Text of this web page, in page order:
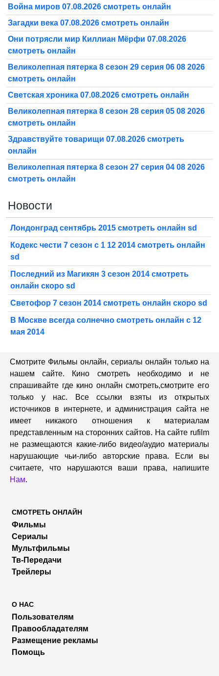
Война миров 07.08.2026 смотреть онлайн
Загадки века 07.08.2026 смотреть онлайн
Они потрясли мир Киллиан Мёрфи 07.08.2026
смотреть онлайн
Великолепная пятерка 8 сезон 29 серия 06 08 2026
смотреть онлайн
Светская хроника 07.08.2026 смотреть онлайн
Великолепная пятерка 8 сезон 28 серия 05 08 2026
смотреть онлайн
Здравствуйте товарищи 07.08.2026 смотреть
онлайн
Великолепная пятерка 8 сезон 27 серия 04 08 2026
смотреть онлайн
Новости
Лондонград сентябрь 2015 смотреть онлайн sd
Кодекс чести 7 сезон с 1 12 2014 смотреть онлайн
sd
Последний из Магикян 3 сезон 2014 смотреть
онлайн скоро sd
Светофор 7 сезон 2014 смотреть онлайн скоро sd
В Москве всегда солнечно смотреть онлайн с 12
мая 2014
Смотрите Фильмы онлайн, сериалы онлайн только на
нашем сайте. Кино смотреть необходимо и не
спрашивайте где кино онлайн смотреть,cмотрите его
только у нас. Все ссылки взяты из открытых
источников в интернете, и администрация сайта не
имеет никакого отношения к материалам
представленным на сторонних сайтов. На сайте rufilm
не размещаются какие-либо видео/аудио материалы
нарушающие чьи-либо авторские права. Если вы
считаете, что нарушаются ваши права, напишите
Нам.
СМОТРЕТЬ ОНЛАЙН
Фильмы
Сериалы
Мультфильмы
Тв-Передачи
Трейлеры
О НАС
Пользователям
Правообладателям
Размещение рекламы
Помощь